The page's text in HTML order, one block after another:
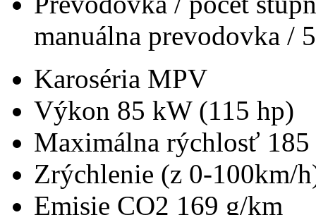
manuálna prevodovka / 5
Karoséria MPV
Výkon 85 kW (115 hp)
Maximálna rýchlosť
Zrýchlenie (z 0-100km/
Emisie CO2 169 g/km